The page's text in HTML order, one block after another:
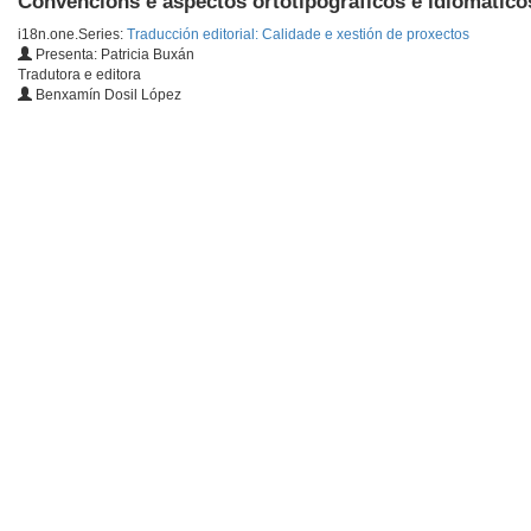
i18n.one.Series: Traducción editorial: Calidade e xestión de proxectos
Presenta: Patricia Buxán
Tradutora e editora
Benxamín Dosil López